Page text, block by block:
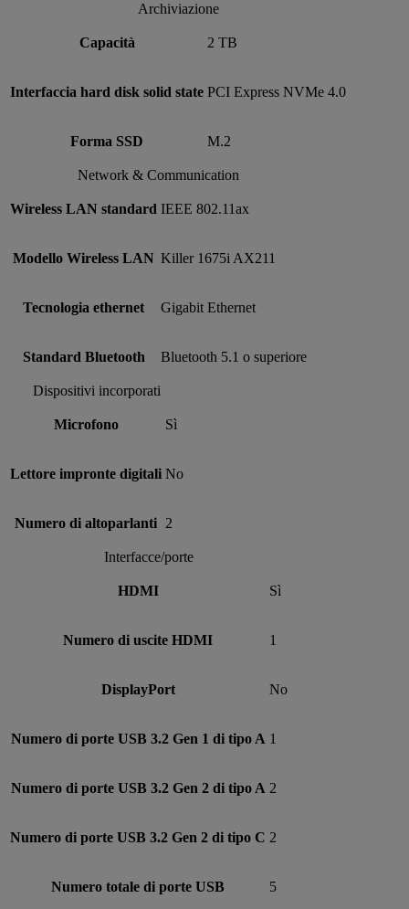
Archiviazione
Capacità 2 TB
Interfaccia hard disk solid state PCI Express NVMe 4.0
Forma SSD M.2
Network & Communication
Wireless LAN standard IEEE 802.11ax
Modello Wireless LAN Killer 1675i AX211
Tecnologia ethernet Gigabit Ethernet
Standard Bluetooth Bluetooth 5.1 o superiore
Dispositivi incorporati
Microfono Sì
Lettore impronte digitali No
Numero di altoparlanti 2
Interfacce/porte
HDMI Sì
Numero di uscite HDMI 1
DisplayPort No
Numero di porte USB 3.2 Gen 1 di tipo A 1
Numero di porte USB 3.2 Gen 2 di tipo A 2
Numero di porte USB 3.2 Gen 2 di tipo C 2
Numero totale di porte USB 5